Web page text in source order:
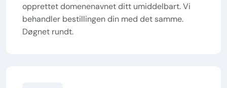
opprettet domenenavnet ditt umiddelbart. Vi
behandler bestillingen din med det samme.
Døgnet rundt.